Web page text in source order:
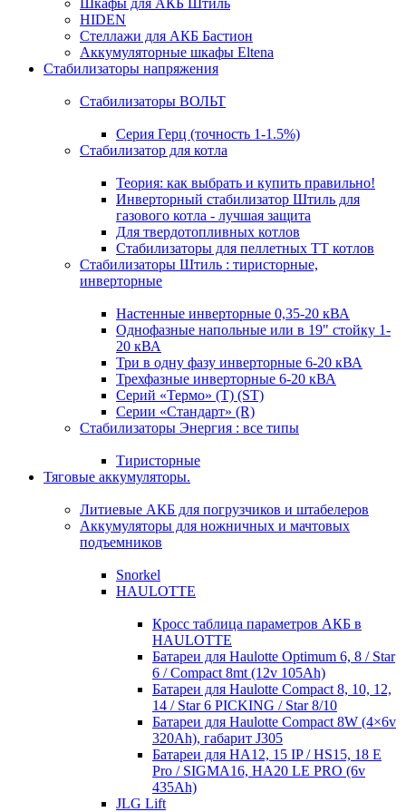
Шкафы для АКБ Штиль
HIDEN
Стеллажи для АКБ Бастион
Аккумуляторные шкафы Eltena
Стабилизаторы напряжения
Стабилизаторы ВОЛЬТ
Серия Герц (точность 1-1.5%)
Стабилизатор для котла
Теория: как выбрать и купить правильно!
Инверторный стабилизатор Штиль для
газового котла - лучшая защита
Для твердотопливных котлов
Стабилизаторы для пеллетных ТТ котлов
Стабилизаторы Штиль : тиристорные,
инверторные
Настенные инверторные 0,35-20 кВА
Однофазные напольные или в 19" стойку 1-
20 кВА
Три в одну фазу инверторные 6-20 кВА
Трехфазные инверторные 6-20 кВА
Серий «Термо» (T) (ST)
Серии «Стандарт» (R)
Стабилизаторы Энергия : все типы
Тиристорные
Тяговые аккумуляторы.
Литиевые АКБ для погрузчиков и штабелеров
Аккумуляторы для ножничных и мачтовых
подъемников
Snorkel
HAULOTTE
Кросc таблица параметров АКБ в
HAULOTTE
Батареи для Haulotte Optimum 6, 8 / Star
6 / Compact 8mt (12v 105Ah)
Батареи для Haulotte Compact 8, 10, 12,
14 / Star 6 PICKING / Star 8/10
Батареи для Haulotte Compact 8W (4×6v
320Ah), габарит J305
Батареи для HA12, 15 IP / HS15, 18 E
Pro / SIGMA16, HA20 LE PRO (6v
435Ah)
JLG Lift